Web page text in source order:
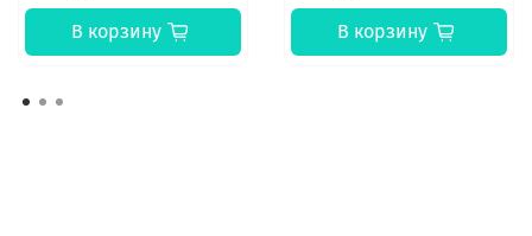
В корзину В корзину